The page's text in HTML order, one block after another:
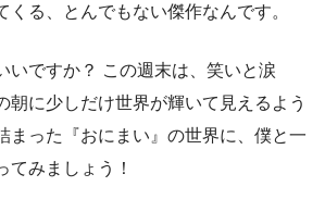
くる、とんでもない傑作なんです。
いですか？ この週末は、笑いと涙
朝に少しだけ世界が輝いて見えるよう
まった『おにまい』の世界に、僕と一
てみましょう！